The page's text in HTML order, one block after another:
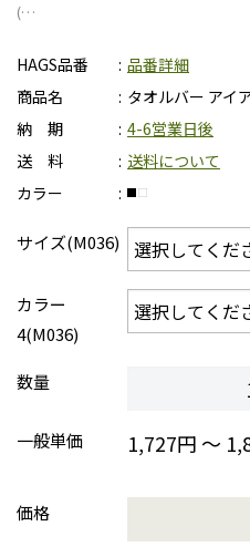
(…
HAGS品番
品番詳細
商品名
タオルバー アイ
納 期
4-6営業日後
送 料
送料について
カラー
サイズ(M036)
カラー
4(M036)
数量
一般単価
1,727円 ～
価格